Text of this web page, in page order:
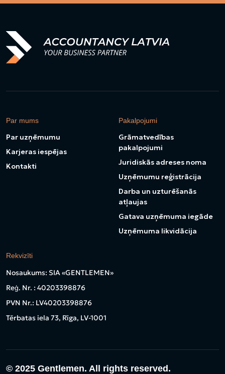
Par mums
Par uzņēmumu
Karjeras iespējas
Kontakti
Pakalpojumi
Grāmatvedības
pakalpojumi
Juridiskās adreses noma
Uzņēmumu reģistrācija
Darba un uzturēšanās
atļaujas
Gatava uzņēmuma iegāde
Uzņēmuma likvidācija
Rekvizīti
Nosaukums: SIA «GENTLEMEN»
Reģ. Nr. : 40203398876
PVN Nr.: LV40203398876
Tērbatas iela 73, Rīga, LV-1001
© 2025 Gentlemen. All rights reserved.